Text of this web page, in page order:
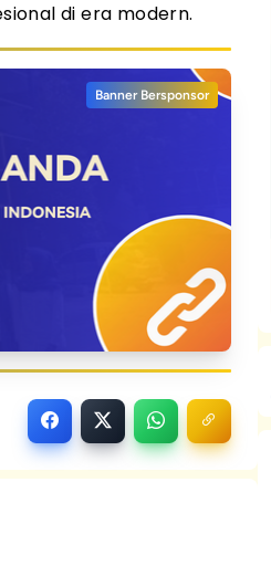
di era modern.
Banner Bersponsor